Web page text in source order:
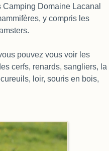
Domaine Lacanal
y compris les
pouvez vous voir les
cerfs, renards, sangliers, la
loir, souris en bois,